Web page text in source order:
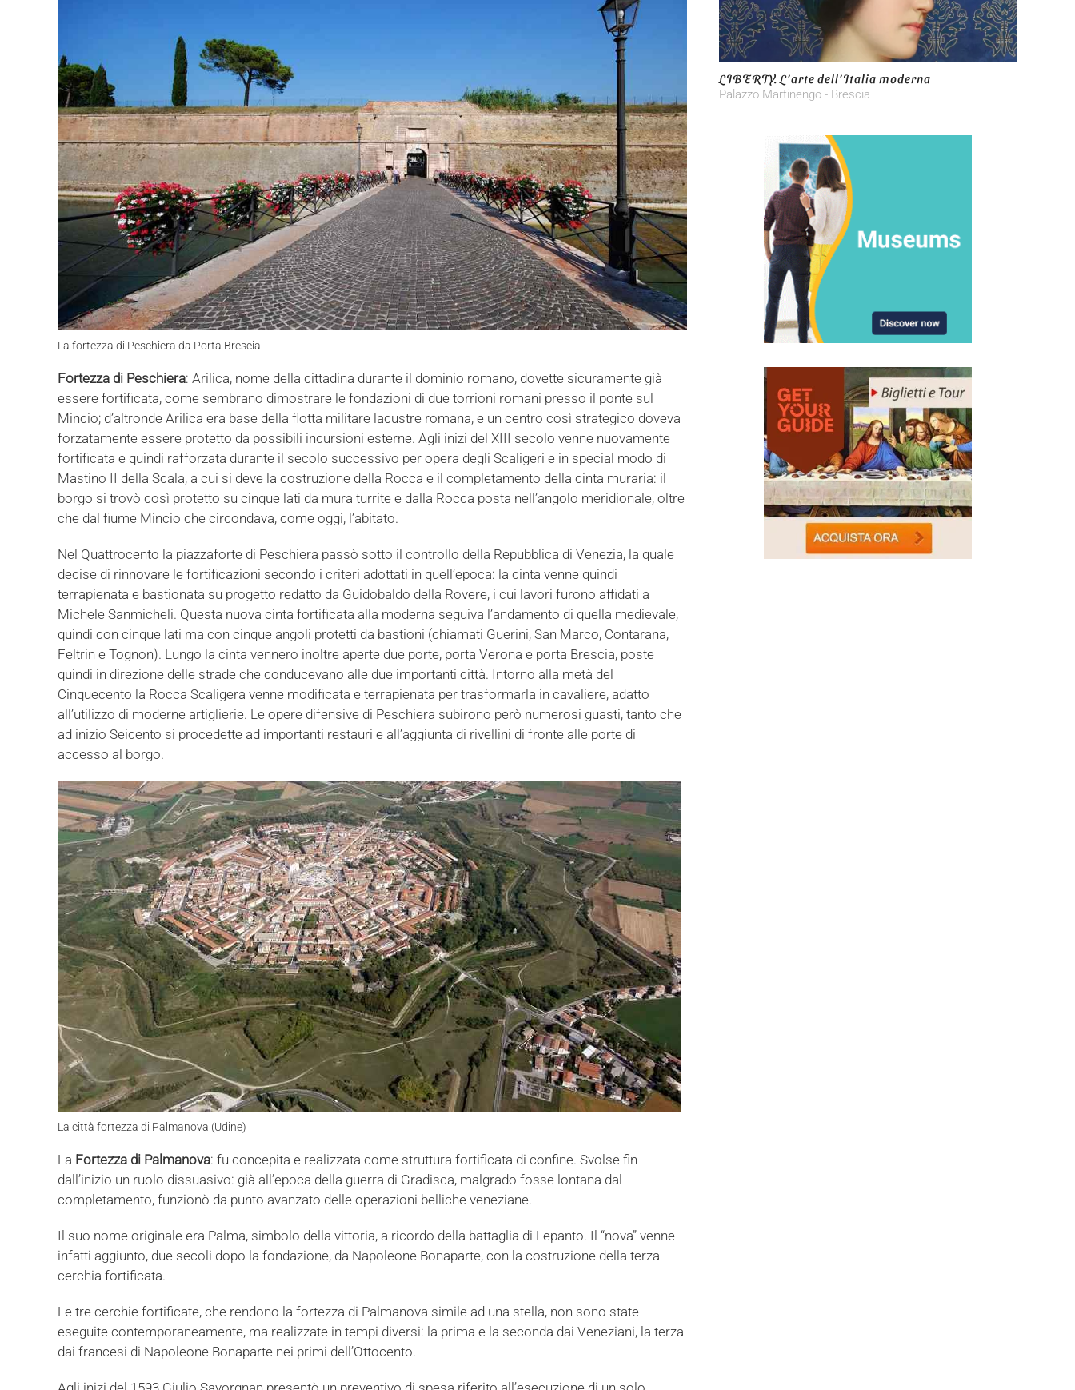
La fortezza di Peschiera da Porta Brescia.
Fortezza di Peschiera: Arilica, nome della cittadina durante il dominio romano, dovette sicuramente già
essere fortificata, come sembrano dimostrare le fondazioni di due torrioni romani presso il ponte sul
Mincio; d’altronde Arilica era base della flotta militare lacustre romana, e un centro così strategico doveva
forzatamente essere protetto da possibili incursioni esterne. Agli inizi del XIII secolo venne nuovamente
fortificata e quindi rafforzata durante il secolo successivo per opera degli Scaligeri e in special modo di
Mastino II della Scala, a cui si deve la costruzione della Rocca e il completamento della cinta muraria: il
borgo si trovò così protetto su cinque lati da mura turrite e dalla Rocca posta nell’angolo meridionale, oltre
che dal fiume Mincio che circondava, come oggi, l’abitato.
Nel Quattrocento la piazzaforte di Peschiera passò sotto il controllo della Repubblica di Venezia, la quale
decise di rinnovare le fortificazioni secondo i criteri adottati in quell’epoca: la cinta venne quindi
terrapienata e bastionata su progetto redatto da Guidobaldo della Rovere, i cui lavori furono affidati a
Michele Sanmicheli. Questa nuova cinta fortificata alla moderna seguiva l’andamento di quella medievale,
quindi con cinque lati ma con cinque angoli protetti da bastioni (chiamati Guerini, San Marco, Contarana,
Feltrin e Tognon). Lungo la cinta vennero inoltre aperte due porte, porta Verona e porta Brescia, poste
quindi in direzione delle strade che conducevano alle due importanti città. Intorno alla metà del
Cinquecento la Rocca Scaligera venne modificata e terrapienata per trasformarla in cavaliere, adatto
all’utilizzo di moderne artiglierie. Le opere difensive di Peschiera subirono però numerosi guasti, tanto che
ad inizio Seicento si procedette ad importanti restauri e all’aggiunta di rivellini di fronte alle porte di
accesso al borgo.
La città fortezza di Palmanova (Udine)
La Fortezza di Palmanova: fu concepita e realizzata come struttura fortificata di confine. Svolse fin
dall’inizio un ruolo dissuasivo: già all’epoca della guerra di Gradisca, malgrado fosse lontana dal
completamento, funzionò da punto avanzato delle operazioni belliche veneziane.
Il suo nome originale era Palma, simbolo della vittoria, a ricordo della battaglia di Lepanto. Il “nova” venne
infatti aggiunto, due secoli dopo la fondazione, da Napoleone Bonaparte, con la costruzione della terza
cerchia fortificata.
Le tre cerchie fortificate, che rendono la fortezza di Palmanova simile ad una stella, non sono state
eseguite contemporaneamente, ma realizzate in tempi diversi: la prima e la seconda dai Veneziani, la terza
dai francesi di Napoleone Bonaparte nei primi dell’Ottocento.
LIBERTY. L’arte dell’Italia moderna
Palazzo Martinengo - Brescia